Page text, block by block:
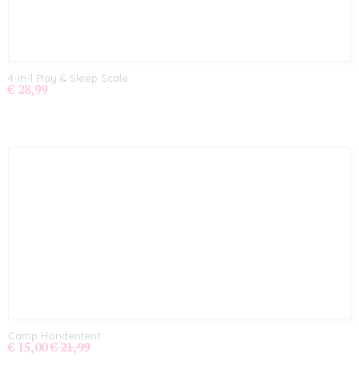
4-in-1 Play & Sleep Scale
€ 28,99
Camp Hondentent
€ 15,00 € 21,99